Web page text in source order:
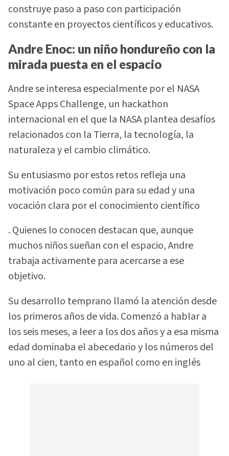
construye paso a paso con participación
constante en proyectos científicos y educativos.
Andre Enoc: un niño hondureño con la
mirada puesta en el espacio
Andre se interesa especialmente por el NASA
Space Apps Challenge, un hackathon
internacional en el que la NASA plantea desafíos
relacionados con la Tierra, la tecnología, la
naturaleza y el cambio climático.
Su entusiasmo por estos retos refleja una
motivación poco común para su edad y una
vocación clara por el conocimiento científico
. Quienes lo conocen destacan que, aunque
muchos niños sueñan con el espacio, Andre
trabaja activamente para acercarse a ese
objetivo.
Su desarrollo temprano llamó la atención desde
los primeros años de vida. Comenzó a hablar a
los seis meses, a leer a los dos años y a esa misma
edad dominaba el abecedario y los números del
uno al cien, tanto en español como en inglés